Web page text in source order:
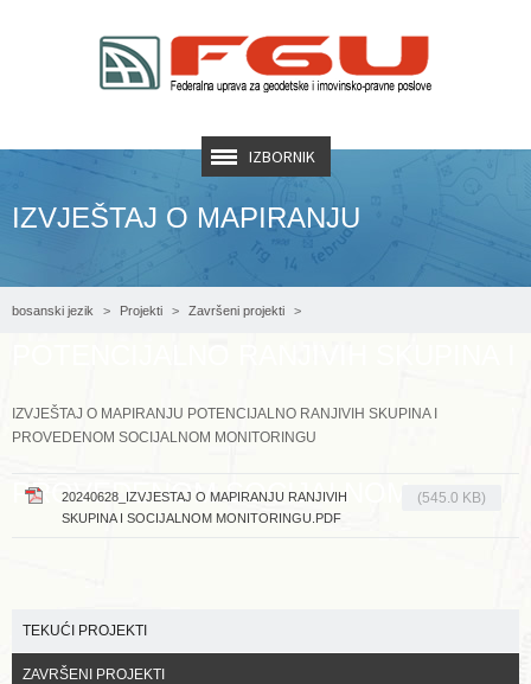
IZBORNIK
IZVJEŠTAJ O MAPIRANJU
PROVEDENOM SOCIJALNOM
MONITORINGU
bosanski jezik Projekti Završeni projekti
IZVJEŠTAJ O MAPIRANJU POTENCIJALNO RANJIVIH SKUPINA I
PROVEDENOM SOCIJALNOM MONITORINGU
20240628_IZVJESTAJ O MAPIRANJU RANJIVIH
SKUPINA I SOCIJALNOM MONITORINGU.PDF
(545.0 KB)
TEKUĆI PROJEKTI
ZAVRŠENI PROJEKTI